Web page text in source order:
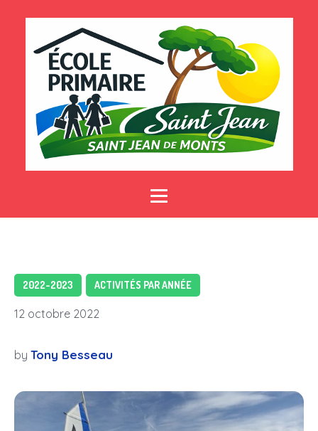
2022-2023 ACTIVITÉS PAR ANNÉE
12 octobre 2022
by Tony Besseau